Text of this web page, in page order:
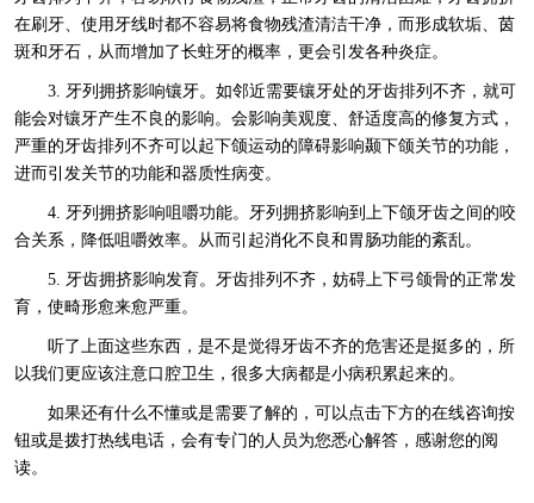
在刷牙、使用牙线时都不容易将食物残渣清洁干净，而形成软垢、茵
斑和牙石，从而增加了长蛀牙的概率，更会引发各种炎症。
3. 牙列拥挤影响镶牙。如邻近需要镶牙处的牙齿排列不齐，就可
能会对镶牙产生不良的影响。会影响美观度、舒适度高的修复方式，
严重的牙齿排列不齐可以起下颌运动的障碍影响颞下颌关节的功能，
进而引发关节的功能和器质性病变。
4. 牙列拥挤影响咀嚼功能。牙列拥挤影响到上下颌牙齿之间的咬
合关系，降低咀嚼效率。从而引起消化不良和胃肠功能的紊乱。
5. 牙齿拥挤影响发育。牙齿排列不齐，妨碍上下弓颌骨的正常发
育，使畸形愈来愈严重。
听了上面这些东西，是不是觉得牙齿不齐的危害还是挺多的，所
以我们更应该注意口腔卫生，很多大病都是小病积累起来的。
如果还有什么不懂或是需要了解的，可以点击下方的在线咨询按
钮或是拨打热线电话，会有专门的人员为您悉心解答，感谢您的阅
读。